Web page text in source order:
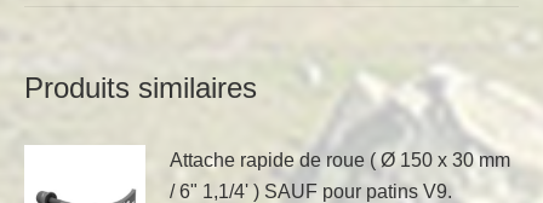
Produits similaires
Attache rapide de roue ( Ø 150 x 30 mm
/ 6" 1,1/4' ) SAUF pour patins V9.